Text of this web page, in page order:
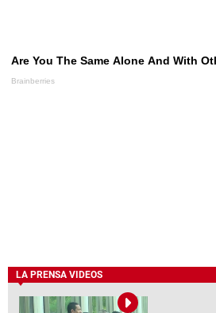
LA PRENSA VIDEOS